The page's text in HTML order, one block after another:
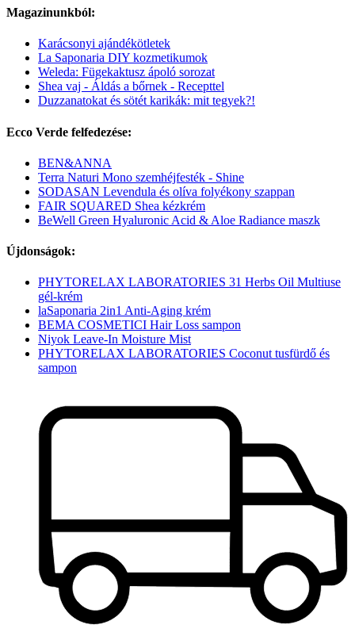
Magazinunkból:
Karácsonyi ajándékötletek
La Saponaria DIY kozmetikumok
Weleda: Fügekaktusz ápoló sorozat
Shea vaj - Áldás a bőrnek - Recepttel
Duzzanatokat és sötét karikák: mit tegyek?!
Ecco Verde felfedezése:
BEN&ANNA
Terra Naturi Mono szemhéjfesték - Shine
SODASAN Levendula és olíva folyékony szappan
FAIR SQUARED Shea kézkrém
BeWell Green Hyaluronic Acid & Aloe Radiance maszk
Újdonságok:
PHYTORELAX LABORATORIES 31 Herbs Oil Multiuse
gél-krém
laSaponaria 2in1 Anti-Aging krém
BEMA COSMETICI Hair Loss sampon
Niyok Leave-In Moisture Mist
PHYTORELAX LABORATORIES Coconut tusfürdő és
sampon